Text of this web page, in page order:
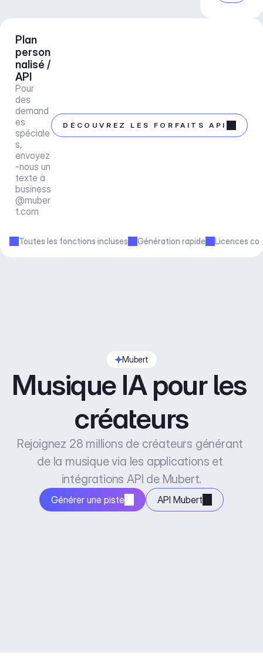
Plan
person
nalisé /
API
Pour
des
demand
es
spéciale
s,
envoyez
-nous un
business
@muber
t.com
DÉCOUVREZ LES FORFAITS API
Toutes les fonctions incluses Génération rapide Licences
Mubert
Musique IA pour les
créateurs
Rejoignez 28 millions de créateurs générant
de la musique via les applications et
intégrations API de Mubert.
Générer une piste API Mubert